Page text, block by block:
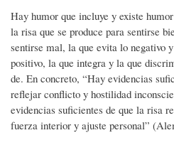
Hay humor que incluye y existe
la risa que se produce para sentirse
sentirse mal, la que evita lo negativo
positivo, la que integra y la que
de. En concreto, “Hay evidencias
reflejar conflicto y hostilidad
evidencias suficientes de que la risa
fuerza interior y ajuste personal”